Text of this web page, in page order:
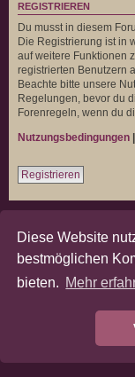
Diese Website
bestmöglichen
bieten. Mehr
REGISTRIEREN
Du musst in diesem
Die Registrierung ist in
auf weitere Funktionen
registrierten Benutzern
Beachte bitte unsere
Regelungen, bevor du
Forenregeln, wenn du
Nutzungsbedingungen |
Registrieren
Powered by
Pro Ubuntu Lucid